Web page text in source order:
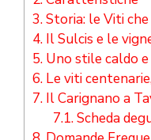
3.Storia: le Viti
4. Il Sulcis e le
5. Uno stile caldo
6. Le viti
7. Il Carignano a
7.1.Scheda